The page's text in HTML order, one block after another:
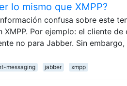
lo mismo que XMPP?
confusa sobre este
XMPP. Por ejemplo: el cliente
no para Jabber. Sin
messaging jabber xmpp